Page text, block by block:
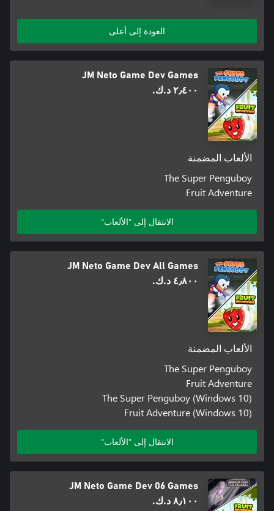
العودة إلى أعلى
JM Neto Game Dev Games
٢٫٤٠٠ د.ك.‏
الألعاب المضمنة
The Super Penguboy
Fruit Adventure
الانتقال إلى "الألعاب"
JM Neto Game Dev All Games
٤٫٨٠٠ د.ك.‏
الألعاب المضمنة
The Super Penguboy
Fruit Adventure
The Super Penguboy (Windows 10)
Fruit Adventure (Windows 10)
الانتقال إلى "الألعاب"
JM Neto Game Dev 06 Games
٨٫١٠٠ د.ك.‏